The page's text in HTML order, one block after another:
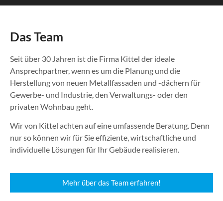
Das Team
Seit über 30 Jahren ist die Firma Kittel der ideale
Ansprechpartner, wenn es um die Planung und die
Herstellung von neuen Metallfassaden und -dächern für
Gewerbe- und Industrie, den Verwaltungs- oder den
privaten Wohnbau geht.
Wir von Kittel achten auf eine umfassende Beratung. Denn
nur so können wir für Sie effiziente, wirtschaftliche und
individuelle Lösungen für Ihr Gebäude realisieren.
Mehr über das Team erfahren!